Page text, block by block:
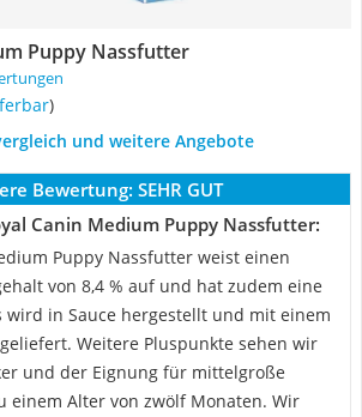
Puppy Nassfutter
)
und weitere Angebote
Bewertung: SEHR GUT
Canin Medium Puppy Nassfutter:
Puppy Nassfutter weist einen
von 8,4 % auf und hat zudem eine
wird in Sauce hergestellt und mit einem
Weitere Pluspunkte sehen wir
und der Eignung für mittelgroße
einem Alter von zwölf Monaten. Wir